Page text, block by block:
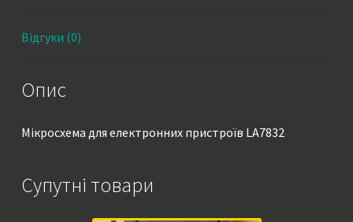
Відгуки (0)
Опис
Мікросхема для електронних пристроїв LA7832
Супутні товари